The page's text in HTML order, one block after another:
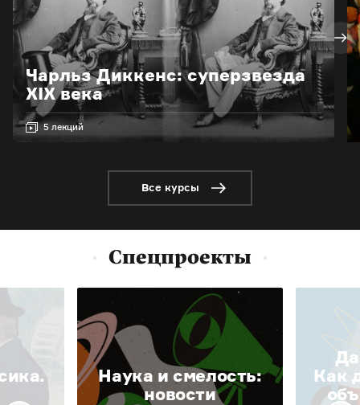
Чарльз Диккенс: суперзвезда
XIX века
5 лекций
Все курсы
Спецпроекты
Наука и смелость:
новости
Да
Как